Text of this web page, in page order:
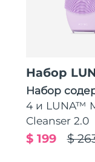
Набор
Набор
4 и LUNA™
Cleanser 2.0
$
$ 199